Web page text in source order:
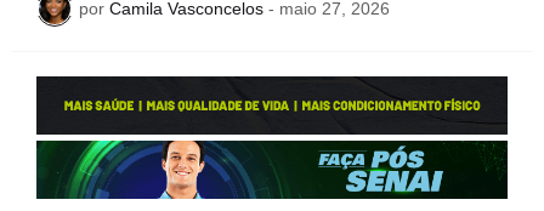
por Camila Vasconcelos - maio 27, 2026